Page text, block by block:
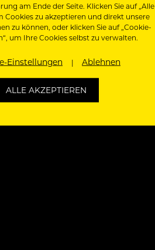
am Ende der Seite. Klicken Sie auf „Alle
Cookies zu akzeptieren und direkt unsere
zu können, oder klicken Sie auf „Cookie-
um Ihre Cookies selbst zu verwalten.
Einstellungen Ablehnen
ALLE AKZEPTIEREN